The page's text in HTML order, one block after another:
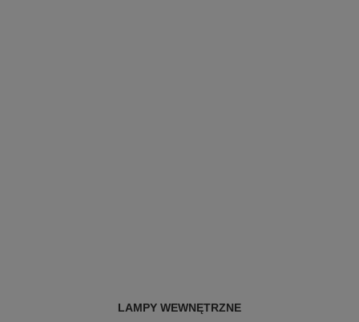
LAMPY WEWNĘTRZNE